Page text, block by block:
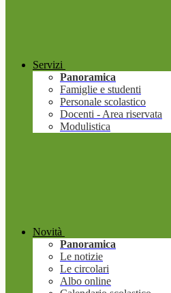
Servizi
Panoramica
Famiglie e studenti
Personale scolastico
Docenti - Area riservata
Modulistica
Novità
Panoramica
Le notizie
Le circolari
Albo online